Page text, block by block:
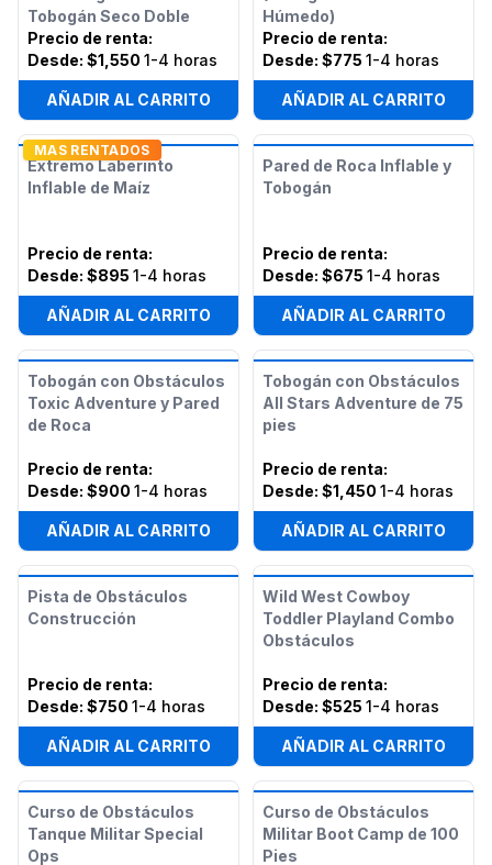
Tobogán Seco Doble
Precio de renta:
Desde: $1,550 1-4 horas
AÑADIR AL CARRITO
Húmedo)
Precio de renta:
Desde: $775 1-4 horas
AÑADIR AL CARRITO
MAS RENTADOS
Extremo Laberinto
Inflable de Maíz
Precio de renta:
Desde: $895 1-4 horas
AÑADIR AL CARRITO
Pared de Roca Inflable y
Tobogán
Precio de renta:
Desde: $675 1-4 horas
AÑADIR AL CARRITO
Tobogán con Obstáculos
Toxic Adventure y Pared
de Roca
Precio de renta:
Desde: $900 1-4 horas
AÑADIR AL CARRITO
Tobogán con Obstáculos
All Stars Adventure de 75
pies
Precio de renta:
Desde: $1,450 1-4 horas
AÑADIR AL CARRITO
Pista de Obstáculos
Construcción
Precio de renta:
Desde: $750 1-4 horas
AÑADIR AL CARRITO
Wild West Cowboy
Toddler Playland Combo
Obstáculos
Precio de renta:
Desde: $525 1-4 horas
AÑADIR AL CARRITO
Curso de Obstáculos
Tanque Militar Special
Ops
Curso de Obstáculos
Militar Boot Camp de 100
Pies